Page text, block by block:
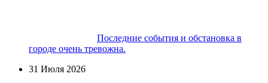
Последние события и обстановка в
городе очень тревожна.
31 Июля 2026